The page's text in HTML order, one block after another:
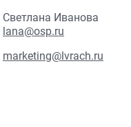
Светлана Иванова
lana@osp.ru
marketing@lvrach.ru